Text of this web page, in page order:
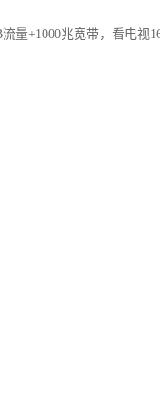
量+1000兆宽带，看电视